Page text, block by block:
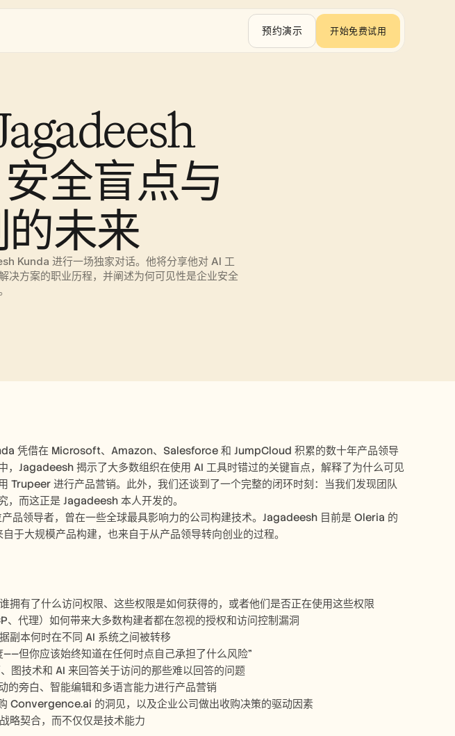
全盲点与
未来
Kunda 进行一场独家对话。他将分享他对 AI 工
决方案的职业历程，并阐述为何可见性是企业安全
凭借在 Microsoft、Amazon、Salesforce 和 JumpCloud 积累的数十年产品领导
，Jagadeesh 揭示了大多数组织在使用 AI 工具时错过的关键盲点，解释了为什么可见
Trupeer 进行产品营销。此外，我们还谈到了一个完整的闭环时刻：当我们发现团队
而这正是 Jagadeesh 本人开发的。
品领导者，曾在一些全球最具影响力的公司构建技术。Jagadeesh 目前是 Oleria 的
于大规模产品构建，也来自于从产品领导转向创业的过程。
拥有了什么访问权限、这些权限是如何获得的，或者他们是否正在使用这些权限
、代理）如何带来大多数构建者都在忽视的授权和访问控制漏洞
副本何时在不同 AI 系统之间被转移
但你应该始终知道在任何时点自己承担了什么风险”
图技术和 AI 来回答关于访问的那些难以回答的问题
的旁白、智能编辑和多语言能力进行产品营销
Convergence.ai 的洞见，以及企业公司做出收购决策的驱动因素
略契合，而不仅仅是技术能力
预约演示 开始免费试用